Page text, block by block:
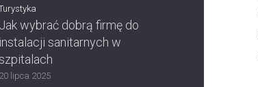
Jak wybrać dobrą firmę do
instalacji sanitarnych w
20 lipca 2025